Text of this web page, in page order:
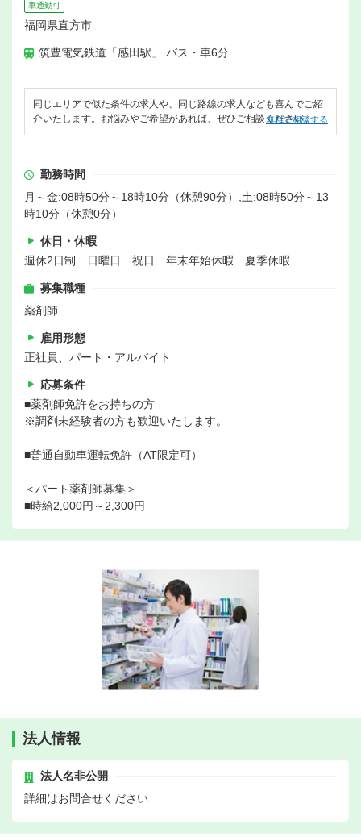
車通勤可
福岡県直方市
筑豊電気鉄道「感田駅」 バス・車6分
同じエリアで似た条件の求人や、同じ路線の求人なども喜んでご紹
介いたします。お悩みやご希望があれば、ぜひご相談ください。
無料で相談する
勤務時間
月～金:08時50分～18時10分（休憩90分）,土:08時50分～13
時10分（休憩0分）
休日・休暇
週休2日制 日曜日 祝日 年末年始休暇 夏季休暇
募集職種
薬剤師
雇用形態
正社員、パート・アルバイト
応募条件
■薬剤師免許をお持ちの方
※調剤未経験者の方も歓迎いたします。
■普通自動車運転免許（AT限定可）
＜パート薬剤師募集＞
■時給2,000円～2,300円
法人情報
法人名非公開
詳細はお問合せください